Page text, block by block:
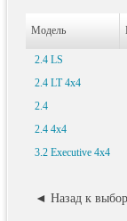
Модель
2.4 LS
2.4 LT 4x4
2.4
2.4 4x4
3.2 Executive 4x4
◄ Назад к